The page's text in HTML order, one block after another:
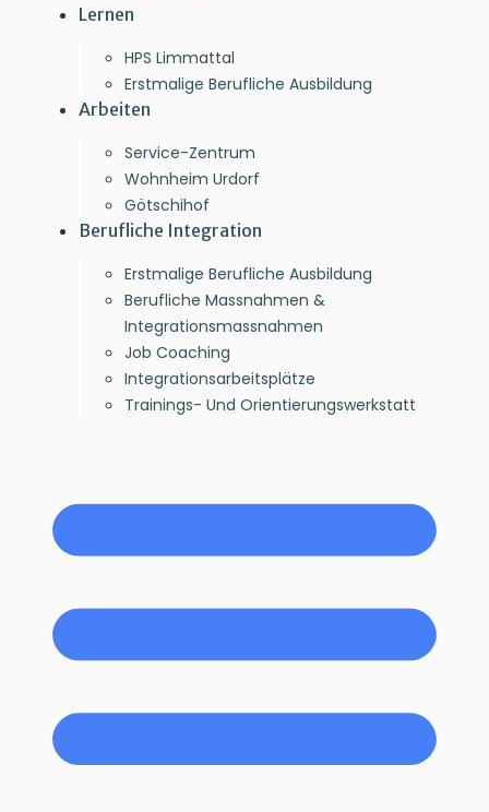
Lernen
HPS Limmattal
Erstmalige Berufliche Ausbildung
Arbeiten
Service-Zentrum
Wohnheim Urdorf
Götschihof
Berufliche Integration
Erstmalige Berufliche Ausbildung
Berufliche Massnahmen &
Integrationsmassnahmen
Job Coaching
Integrationsarbeitsplätze
Trainings- Und Orientierungswerkstatt